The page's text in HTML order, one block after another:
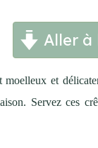
Aller à
moelleux et
Servez ces